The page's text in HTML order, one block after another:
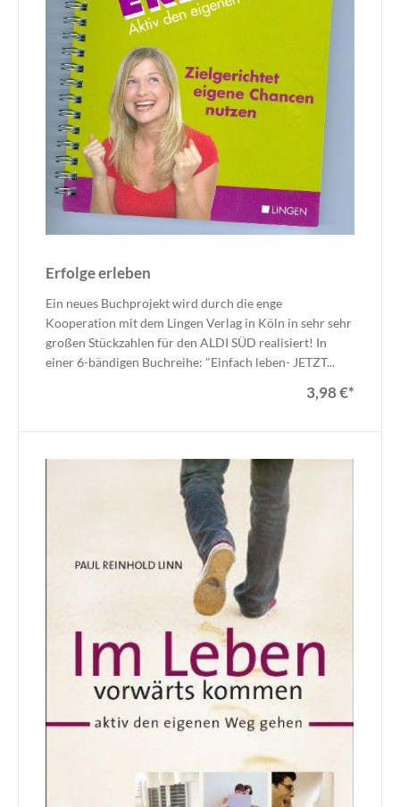
Erfolge erleben
Ein neues Buchprojekt wird durch die enge
Kooperation mit dem Lingen Verlag in Köln in sehr sehr
großen Stückzahlen für den ALDI SÜD realisiert! In
einer 6-bändigen Buchreihe: "Einfach leben- JETZT...
3,98 €*